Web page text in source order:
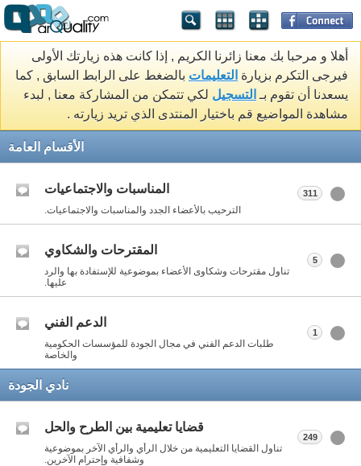
أهلا و مرحبا بك معنا زائرنا الكريم , إذا كانت هذه زيارتك الأولى
فيرجى التكرم بزيارة التعليمات بالضغط على الرابط السابق , كما
يسعدنا أن تقوم بـ التسجيل لكي تتمكن من المشاركة معنا , لبدء
مشاهدة المواضيع قم باختيار المنتدى الذي تريد زيارته .
الأقسام العامة
المناسبات والاجتماعيات
الترحيب بالأعضاء الجدد والمناسبات والاجتماعيات.
311
المقترحات والشكاوي
تناول مقترحات وشكاوى الأعضاء بموضوعية للإستفادة بها والرد
عليها.
5
الدعم الفني
طلبات الدعم الفني في مجال الجودة للمؤسسات الحكومية
والخاصة
1
نادي الجودة
قضايا تعليمية بين الطرح والحل
تناول القضايا التعليمية من خلال الرأي والرأي الآخر بموضوعية
وشفافية وإحترام الآخرين.
249